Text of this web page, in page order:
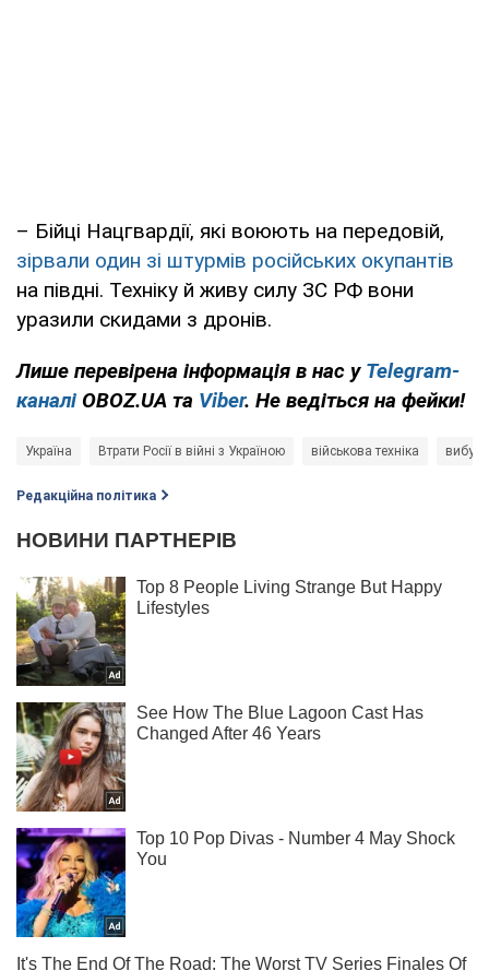
– Бійці Нацгвардії, які воюють на передовій,
зірвали один зі штурмів російських окупантів
на півдні. Техніку й живу силу ЗС РФ вони
уразили скидами з дронів.
Лише перевірена інформація в нас у Telegram-
каналі OBOZ.UA та Viber. Не ведіться на фейки!
Україна Втрати Росії в війні з Україною військова техніка вибух
Редакційна політика